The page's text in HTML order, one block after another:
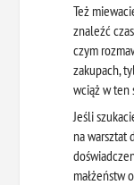
Też
znaleźć
czym
zakupach,
wciąż w ten
Jeśli
na warsztat
małżeństw